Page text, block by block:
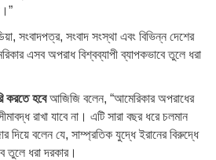
সংবাদপত্র, সংবাদ সংস্থা এবং বিভিন্ন দেশের
এসব অপরাধ বিশ্বব্যাপী ব্যাপকভাবে তুলে ধরা
করতে হবেআজিজি বলেন, “আমেরিকার অপরাধের
রাখা যাবে না। এটি সারা বছর ধরে চলমান
দিয়ে বলেন যে, সাম্প্রতিক যুদ্ধে ইরানের বিরুদ্ধে
তুলে ধরা দরকার।